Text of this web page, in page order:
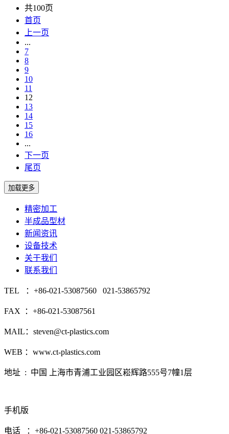
共100页
首页
上一页
...
7
8
9
10
11
12
13
14
15
16
...
下一页
尾页
精密加工
半成品型材
新闻资讯
设备技术
关于我们
联系我们
TEL ：+86-021-53087560 021-53865792
FAX ：+86-021-53087561
MAIL：steven@ct-plastics.com
WEB ：www.ct-plastics.com
地址 : 中国 上海市青浦工业园区崧辉路555号7幢1层
手机版
电话 ：+86-021-53087560 021-53865792